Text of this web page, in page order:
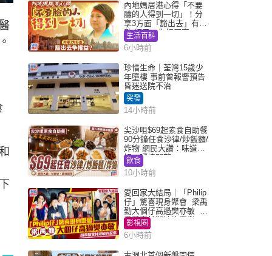
內地媽居港心得「不要
臉的人得到一切」！分
享3方面「豁出去」有著
數 網民：你好厲害
生活百科
6小時前
珍惜生命｜荃灣15歲少
年墮樓 事前曾報警預告
昏迷送院不治
突發
14小時前
尖沙咀$69起素食自助餐
90分鐘任食沙律/炒飯麵/
炸物 網民大讚：味道
好，環境闊落
飲食
10小時前
愛回家大結局｜「Philip
仔」驚喜現身聚會 梁禹
勤大個仔高過樊亦敏 超
乖黐實林淑敏許家傑
影視圈
6小時前